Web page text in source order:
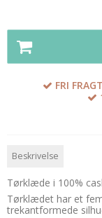
FRI
Beskrivelse
Tørklæde i 100%
Tørklædet har et
trekantformede